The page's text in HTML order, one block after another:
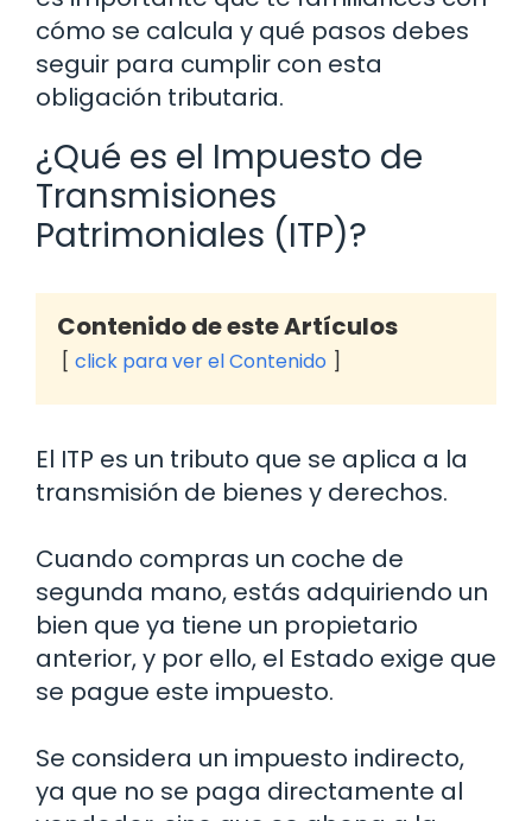
cómo se calcula y qué pasos debes
seguir para cumplir con esta
obligación tributaria.
¿Qué es el Impuesto de
Transmisiones
Patrimoniales (ITP)?
Contenido de este Artículos
click para ver el Contenido
El ITP es un tributo que se aplica a la
transmisión de bienes y derechos.
Cuando compras un coche de
segunda mano, estás adquiriendo un
bien que ya tiene un propietario
anterior, y por ello, el Estado exige que
se pague este impuesto.
Se considera un impuesto indirecto,
ya que no se paga directamente al